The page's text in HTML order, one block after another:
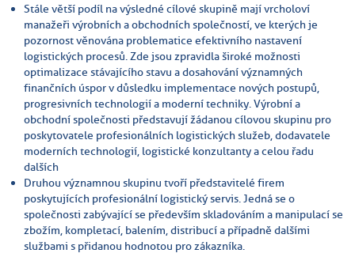
Stále větší podíl na výsledné cílové skupině mají vrcholoví
manažeři výrobních a obchodních společností, ve kterých je
pozornost věnována problematice efektivního nastavení
logistických procesů. Zde jsou zpravidla široké možnosti
optimalizace stávajícího stavu a dosahování významných
finančních úspor v důsledku implementace nových postupů,
progresivních technologií a moderní techniky. Výrobní a
obchodní společnosti představují žádanou cílovou skupinu pro
poskytovatele profesionálních logistických služeb, dodavatele
moderních technologií, logistické konzultanty a celou řadu
dalších
Druhou významnou skupinu tvoří představitelé firem
poskytujících profesionální logistický servis. Jedná se o
společnosti zabývající se především skladováním a manipulací se
zbožím, kompletací, balením, distribucí a případně dalšími
službami s přidanou hodnotou pro zákazníka.